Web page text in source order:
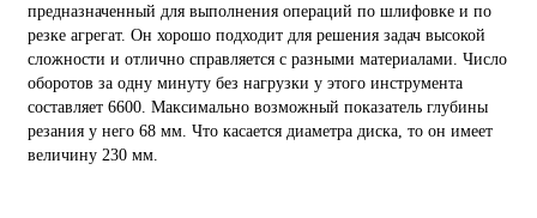
предназначенный для выполнения операций по шлифовке и по
резке агрегат. Он хорошо подходит для решения задач высокой
сложности и отлично справляется с разными материалами. Число
оборотов за одну минуту без нагрузки у этого инструмента
составляет 6600. Максимально возможный показатель глубины
резания у него 68 мм. Что касается диаметра диска, то он имеет
величину 230 мм.